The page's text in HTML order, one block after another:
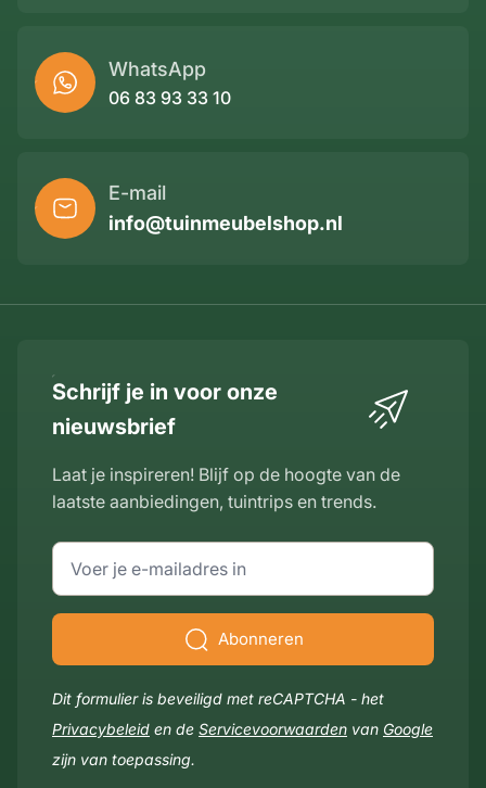
WhatsApp
06 83 93 33 10
E-mail
info@tuinmeubelshop.nl
Schrijf je in voor onze
nieuwsbrief
Laat je inspireren! Blijf op de hoogte van de
laatste aanbiedingen, tuintrips en trends.
E-mailadres
Abonneren
Dit formulier is beveiligd met reCAPTCHA - het
Privacybeleid en de Servicevoorwaarden van Google
zijn van toepassing.